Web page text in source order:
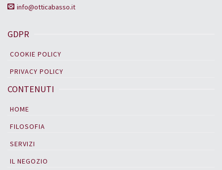
info@otticabasso.it
GDPR
COOKIE POLICY
PRIVACY POLICY
CONTENUTI
HOME
FILOSOFIA
SERVIZI
IL NEGOZIO